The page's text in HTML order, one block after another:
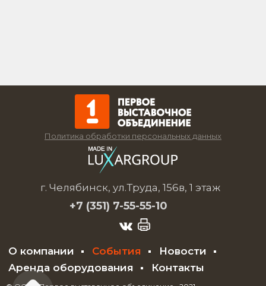
Политика обработки персональных данных
г. Челябинск, ул.Труда, 156в, 1 этаж
+7 (351) 7-55-55-10
О компании События
Новости
Аренда оборудования
Контакты